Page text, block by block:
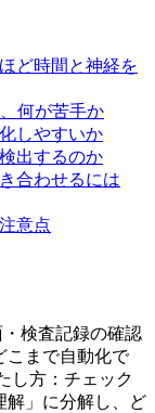
ど時間と神経を
何が苦手か
しやすいか
出するのか
合わせるには
意点
検査記録の確認
こまで自動化で
し方：チェック
解」に分解し、ど